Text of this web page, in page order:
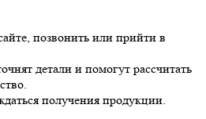
позвонить или прийти в
детали и помогут рассчитать
получения продукции.